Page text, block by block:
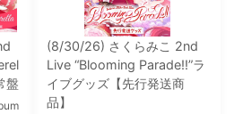
盤
(8/30/26) さくらみこ 2nd
Live “Blooming Parade!!”ラ
イブグッズ【先行発送商
品】